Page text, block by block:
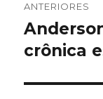
de
Post
ANTERIORES
Post
anterior:
crônica